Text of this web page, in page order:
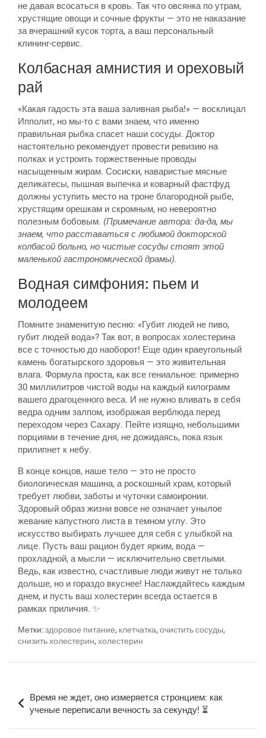
не давая всосаться в кровь. Так что овсянка по утрам,
хрустящие овощи и сочные фрукты — это не наказание
за вчерашний кусок торта, а ваш персональный
клининг-сервис.
Колбасная амнистия и ореховый
рай
«Какая гадость эта ваша заливная рыба!» — восклицал
Ипполит, но мы-то с вами знаем, что именно
правильная рыбка спасет наши сосуды. Доктор
настоятельно рекомендует провести ревизию на
полках и устроить торжественные проводы
насыщенным жирам. Сосиски, наваристые мясные
деликатесы, пышная выпечка и коварный фастфуд
должны уступить место на троне благородной рыбе,
хрустящим орешкам и скромным, но невероятно
полезным бобовым. (Примечание автора: да-да, мы
знаем, что расставаться с любимой докторской
колбасой больно, но чистые сосуды стоят этой
маленькой гастрономической драмы).
Водная симфония: пьем и
молодеем
Помните знаменитую песню: «Губит людей не пиво,
губит людей вода»? Так вот, в вопросах холестерина
все с точностью до наоборот! Еще один краеугольный
камень богатырского здоровья — это живительная
влага. Формула проста, как все гениальное: примерно
30 миллилитров чистой воды на каждый килограмм
вашего драгоценного веса. И не нужно вливать в себя
ведра одним залпом, изображая верблюда перед
переходом через Сахару. Пейте изящно, небольшими
порциями в течение дня, не дожидаясь, пока язык
прилипнет к небу.
В конце концов, наше тело — это не просто
биологическая машина, а роскошный храм, который
требует любви, заботы и чуточки самоиронии.
Здоровый образ жизни вовсе не означает унылое
жевание капустного листа в темном углу. Это
искусство выбирать лучшее для себя с улыбкой на
лице. Пусть ваш рацион будет ярким, вода —
прохладной, а мысли — исключительно светлыми.
Ведь, как известно, счастливые люди живут не только
дольше, но и гораздо вкуснее! Наслаждайтесь каждым
днем, и пусть ваш холестерин всегда остается в
рамках приличия. ✨
Метки:здоровое питание, клетчатка, очистить сосуды,
снизить холестерин, холестерин
по
записям
Время не ждет, оно измеряется стронцием: как
ученые переписали вечность за секунду! ⏳